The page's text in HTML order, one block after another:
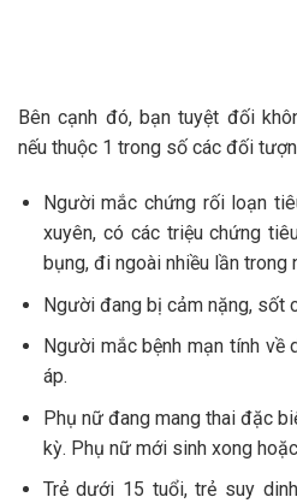
Bên cạnh đó, bạn tuyệt đối
nếu thuộc 1 trong số các đối
Người mắc chứng rối loạn
xuyên, có các triệu chứng
bụng, đi ngoài nhiều lần trong
Người đang bị cảm nặng, sốt
Người mắc bệnh mạn tính về
áp.
Phụ nữ đang mang thai đặc
kỳ. Phụ nữ mới sinh xong
Trẻ dưới 15 tuổi, trẻ suy